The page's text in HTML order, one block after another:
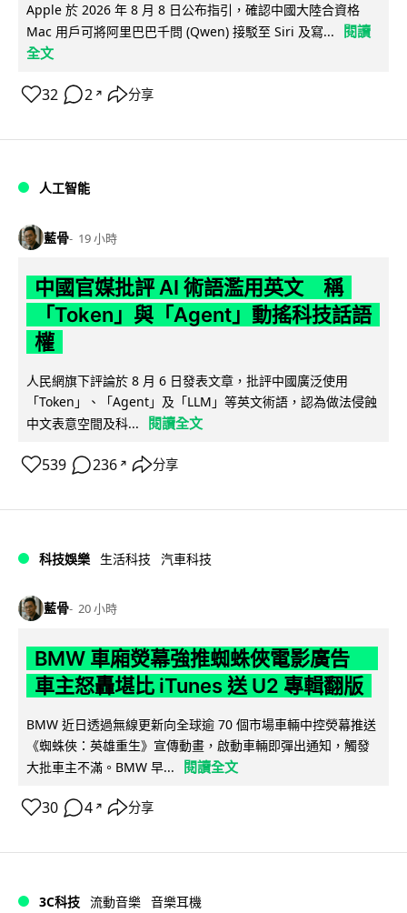
Apple 於 2026 年 8 月 8 日公布指引，確認中國大陸合資格
Mac 用戶可將阿里巴巴千問 (Qwen) 接駁至 Siri 及寫...
閱讀
全文
32 2 ↗ 分享
人工智能
藍骨 19 小時
中國官媒批評 AI 術語濫用英文 稱
「Token」與「Agent」動搖科技話語
權
人民網旗下評論於 8 月 6 日發表文章，批評中國廣泛使用
「Token」、「Agent」及「LLM」等英文術語，認為做法侵蝕
中文表意空間及科...
閱讀全文
539 236 ↗ 分享
科技娛樂 生活科技 汽車科技
藍骨 20 小時
BMW 車廂熒幕強推蜘蛛俠電影廣告
車主怒轟堪比 iTunes 送 U2 專輯翻版
BMW 近日透過無線更新向全球逾 70 個市場車輛中控熒幕推送
《蜘蛛俠：英雄重生》宣傳動畫，啟動車輛即彈出通知，觸發
大批車主不滿。BMW 早...
閱讀全文
30 4 ↗ 分享
3C科技 流動音樂 音樂耳機